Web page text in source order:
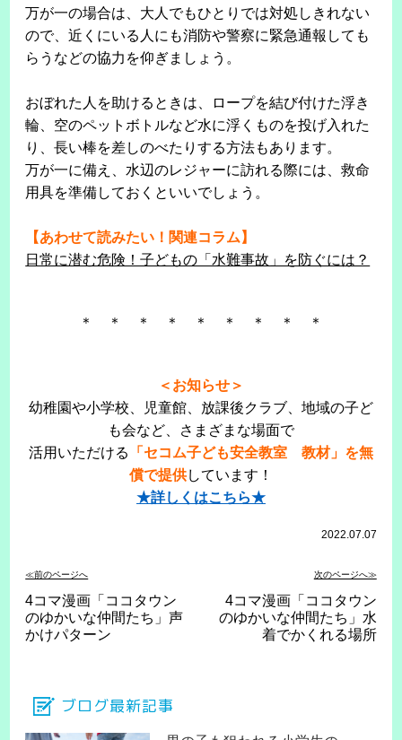
万が一の場合は、大人でもひとりでは対処しきれない
ので、近くにいる人にも消防や警察に緊急通報しても
らうなどの協力を仰ぎましょう。
おぼれた人を助けるときは、ロープを結び付けた浮き
輪、空のペットボトルなど水に浮くものを投げ入れた
り、長い棒を差しのべたりする方法もあります。
万が一に備え、水辺のレジャーに訪れる際には、救命
用具を準備しておくといいでしょう。
【あわせて読みたい！関連コラム】
日常に潜む危険！子どもの「水難事故」を防ぐには？
＊ ＊ ＊ ＊ ＊ ＊ ＊ ＊ ＊
＜お知らせ＞
幼稚園や小学校、児童館、放課後クラブ、地域の子ど
も会など、さまざまな場面で
活用いただける
「セコム子ども安全教室 教材」を無
償で提供しています！
★詳しくはこちら★
2022.07.07
≪前のページへ 次のページへ≫
4コマ漫画「ココタウン
のゆかいな仲間たち」声
かけパターン
4コマ漫画「ココタウン
のゆかいな仲間たち」水
着でかくれる場所
ブログ最新記事